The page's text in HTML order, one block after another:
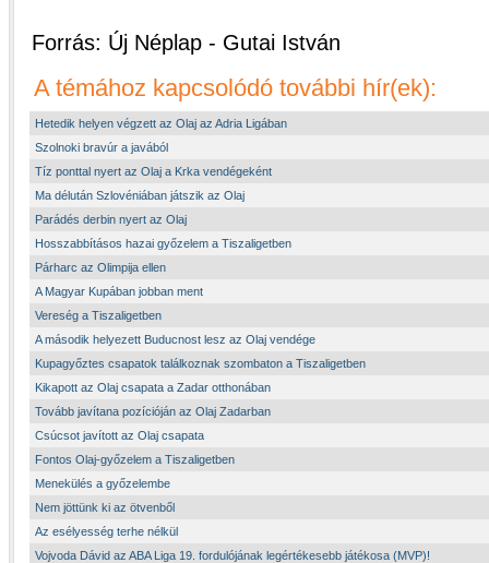
Forrás: Új Néplap - Gutai István
A témához kapcsolódó további hír(ek):
Hetedik helyen végzett az Olaj az Adria Ligában
Szolnoki bravúr a javából
Tíz ponttal nyert az Olaj a Krka vendégeként
Ma délután Szlovéniában játszik az Olaj
Parádés derbin nyert az Olaj
Hosszabbításos hazai győzelem a Tiszaligetben
Párharc az Olimpija ellen
A Magyar Kupában jobban ment
Vereség a Tiszaligetben
A második helyezett Buducnost lesz az Olaj vendége
Kupagyőztes csapatok találkoznak szombaton a Tiszaligetben
Kikapott az Olaj csapata a Zadar otthonában
Tovább javítana pozícióján az Olaj Zadarban
Csúcsot javított az Olaj csapata
Fontos Olaj-győzelem a Tiszaligetben
Menekülés a győzelembe
Nem jöttünk ki az ötvenből
Az esélyesség terhe nélkül
Vojvoda Dávid az ABA Liga 19. fordulójának legértékesebb játékosa (MVP)!